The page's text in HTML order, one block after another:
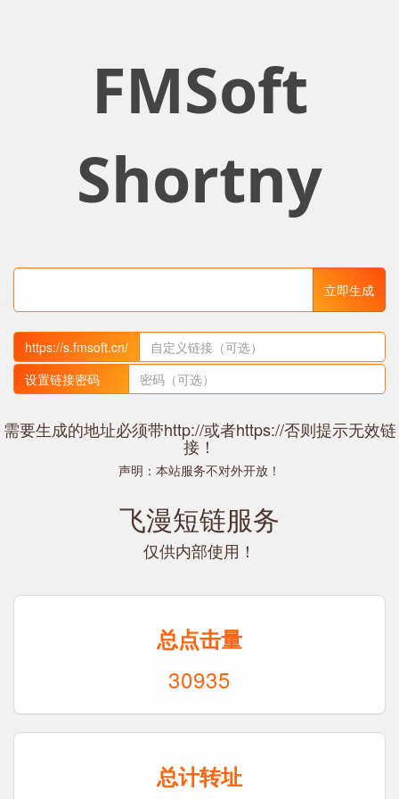
FMSoft
Shortny
立即生成
https://s.fmsoft.cn/
设置链接密码
需要生成的地址必须带http://或者https://否则提示无效链
接！
声明：本站服务不对外开放！
飞漫短链服务
仅供内部使用！
总点击量
30935
总计转址